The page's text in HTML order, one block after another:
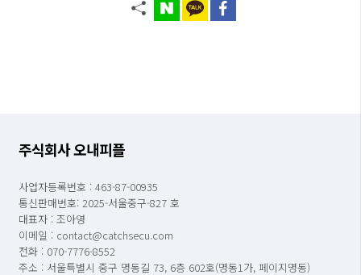
주식회사 오내피플
사업자등록번호 : 463-87-00935
통신판매번호: 2025-서울중구-827 호
대표자 : 조아영
이메일 : contact@catchsecu.com
전화 : 070-7776-8552
주소 : 서울특별시 중구 명동길 73, 6층 602호(명동1가, 페이지명동)